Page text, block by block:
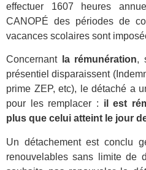
effectuer 1607 heures
CANOPÉ des périodes de
vacances scolaires sont
Concernant la rémunération,
présentiel disparaissent
prime ZEP, etc), le détaché a
pour les remplacer : il est
plus que celui atteint le jour
Un détachement est conclu
renouvelables sans limite de